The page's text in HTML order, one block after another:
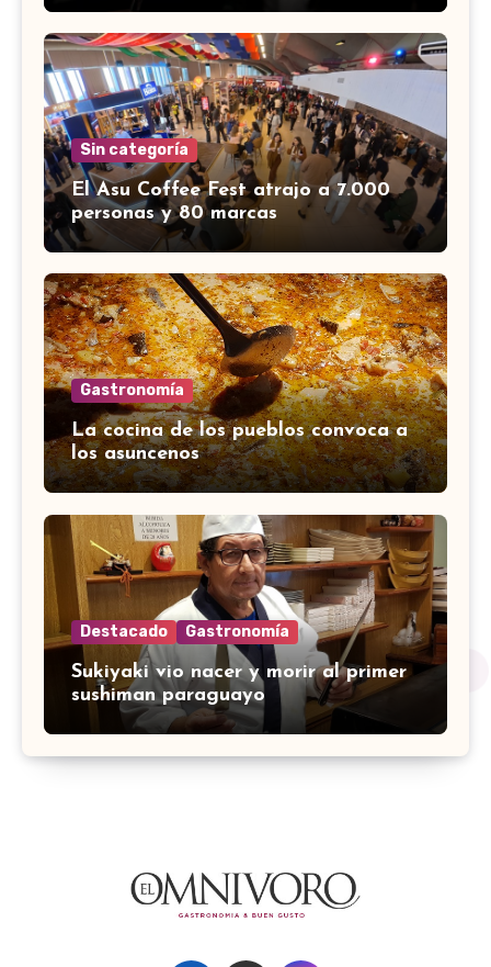
Sin categoría
El Asu Coffee Fest atrajo a 7.000
personas y 80 marcas
Gastronomía
La cocina de los pueblos convoca a
los asuncenos
Destacado Gastronomía
Sukiyaki vio nacer y morir al primer
sushiman paraguayo